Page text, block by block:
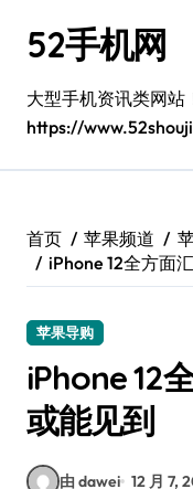
52手机网
大型手机资讯类网站
https://
首页 苹果频道
iPhone 12全方面
苹果导购
iPhone 12
或能见到
由 dawei 12 月 7,